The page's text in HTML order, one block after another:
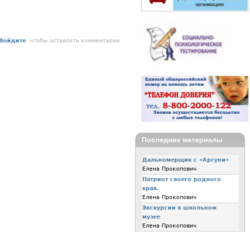
Войдите, чтобы оставлять комментарии
Последние материалы
Дальномерщик с «Аргуни»
Елена Прокопович
Патриот своего родного
края.
Елена Прокопович
Экскурсии в школьном
музее
Елена Прокопович